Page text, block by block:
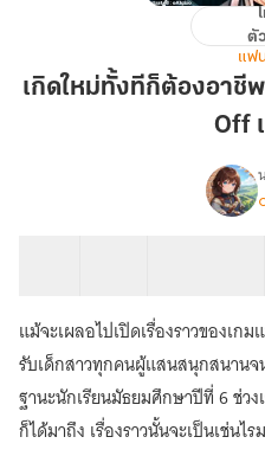
ทั้งที
เกษตรกร
Off
เล่ม
9
ตั
แฟ
เกิดใหม่ทั้งทีก็ต้องอาชี
Off
E-
แม้จะเผลอไปเปิดเรื่องราวของเก
รับเด็กสาวทุกคนผู้แสนสนุกสนานจ
ฐานะนักเรียนมัธยมศึกษาปีที่ 6 ช่ว
ก็ได้มาถึง เรื่องราวนั้นจะเป็นเช่นไ